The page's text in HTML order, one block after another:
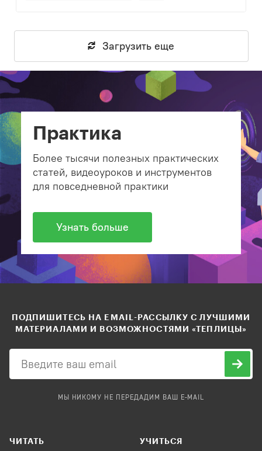
Загрузить еще
Практика
Более тысячи полезных практических
статей, видеоуроков и инструментов
для повседневной практики
Узнать больше
ПОДПИШИТЕСЬ НА EMAIL-РАССЫЛКУ С ЛУЧШИМИ
МАТЕРИАЛАМИ И ВОЗМОЖНОСТЯМИ «ТЕПЛИЦЫ»
МЫ НИКОМУ НЕ ПЕРЕДАДИМ ВАШ E-MAIL
ЧИТАТЬ УЧИТЬСЯ